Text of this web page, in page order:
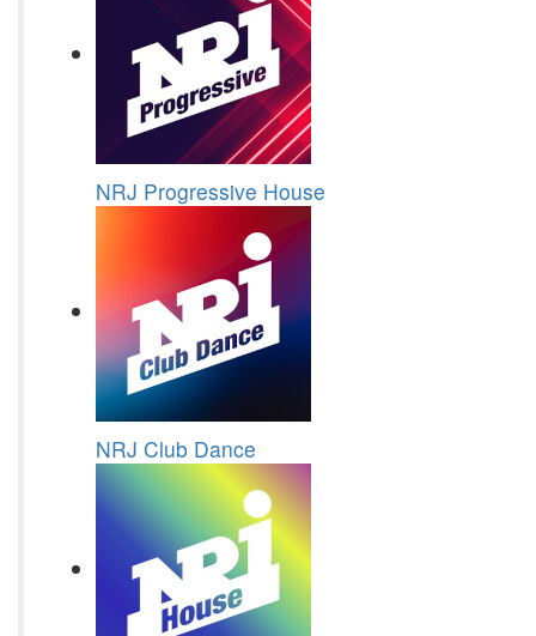
NRJ Progressive House
NRJ Club Dance